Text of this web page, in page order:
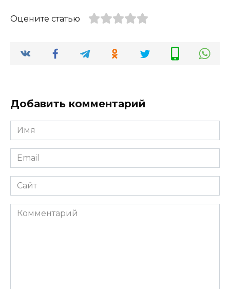
Оцените статью
Добавить комментарий
Имя
Email
Сайт
Комментарий